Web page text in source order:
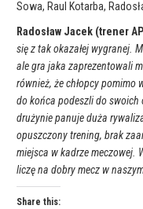
Sowa, Raul Kotarba,
Radosław Jacek (trener
się z tak okazałej wygranej.
ale gra jaka zaprezentowali
również, że chłopcy
do końca podeszli do
drużynie panuje duża
opuszczony trening, brak
miejsca w kadrze meczowej.
liczę na dobry mecz w
Share this: